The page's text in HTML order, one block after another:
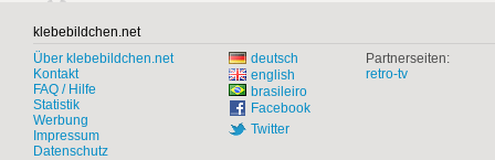
klebebildchen.net
Über klebebildchen.net
Kontakt
FAQ / Hilfe
Statistik
Werbung
Impressum
Datenschutz
deutsch
english
brasileiro
Facebook
Twitter
Partnerseiten:
retro-tv